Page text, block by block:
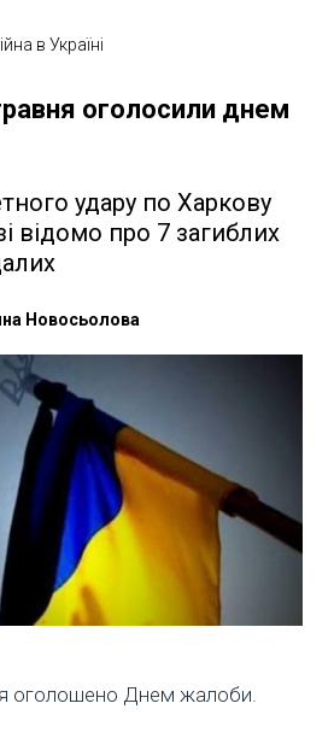
в Україні
оголосили днем
удару по Харкову
відомо про 7 загиблих
Новосьолова
оголошено Днем жалоби.